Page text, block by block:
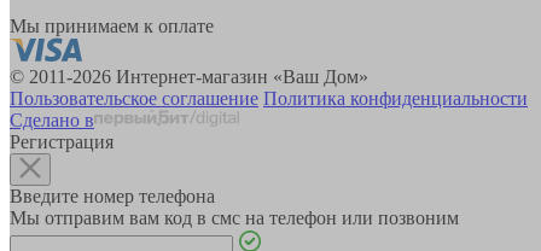
Мы принимаем к оплате
© 2011-2026 Интернет-магазин «Ваш Дом»
Пользовательское соглашение Политика конфиденциальности
Сделано в
Регистрация
Введите номер телефона
Мы отправим вам код в смс на телефон или позвоним